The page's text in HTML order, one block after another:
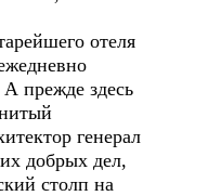
отеля
прежде здесь
генерал
добрых дел,
столп на